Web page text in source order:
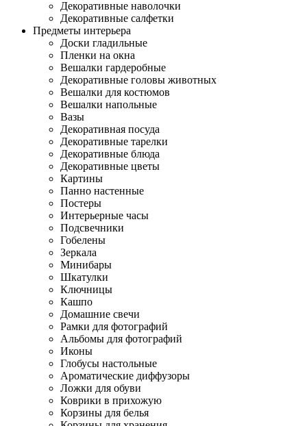
Декоративные наволочки
Декоративные салфетки
Предметы интерьера
Доски гладильные
Пленки на окна
Вешалки гардеробные
Декоративные головы животных
Вешалки для костюмов
Вешалки напольные
Вазы
Декоративная посуда
Декоративные тарелки
Декоративные блюда
Декоративные цветы
Картины
Панно настенные
Постеры
Интерьерные часы
Подсвечники
Гобелены
Зеркала
Минибары
Шкатулки
Ключницы
Кашпо
Домашние свечи
Рамки для фотографий
Альбомы для фотографий
Иконы
Глобусы настольные
Ароматические диффузоры
Ложки для обуви
Коврики в прихожую
Корзины для белья